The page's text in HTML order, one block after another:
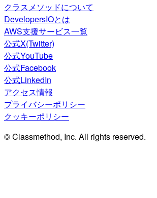
クラスメソッドについて
DevelopersIOとは
AWS支援サービス一覧
公式X(Twitter)
公式YouTube
公式Facebook
公式LinkedIn
アクセス情報
プライバシーポリシー
クッキーポリシー
© Classmethod, Inc. All rights reserved.